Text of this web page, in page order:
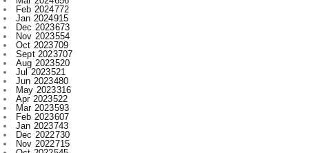
Oct 2023709
Sept 2023707
Aug 2023520
Jul 2023521
Jun 2023480
May 2023316
Apr 2023522
Mar 2023593
Feb 2023607
Jan 2023743
Dec 2022730
Nov 2022715
Oct 2022545
Sept 2022619
Aug 2022409
Jul 2022312
Jun 2022467